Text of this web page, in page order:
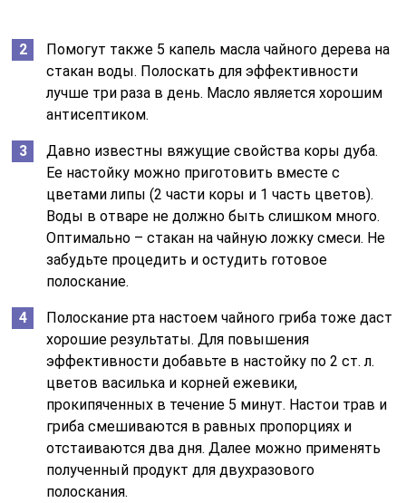
Помогут также 5 капель масла чайного дерева на
стакан воды. Полоскать для эффективности
лучше три раза в день. Масло является хорошим
антисептиком.
Давно известны вяжущие свойства коры дуба.
Ее настойку можно приготовить вместе с
цветами липы (2 части коры и 1 часть цветов).
Воды в отваре не должно быть слишком много.
Оптимально – стакан на чайную ложку смеси. Не
забудьте процедить и остудить готовое
полоскание.
Полоскание рта настоем чайного гриба тоже даст
хорошие результаты. Для повышения
эффективности добавьте в настойку по 2 ст. л.
цветов василька и корней ежевики,
прокипяченных в течение 5 минут. Настои трав и
гриба смешиваются в равных пропорциях и
отстаиваются два дня. Далее можно применять
полученный продукт для двухразового
полоскания.